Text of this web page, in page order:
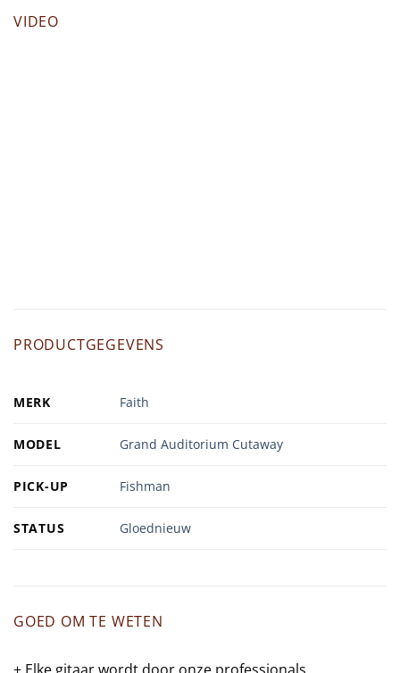
VIDEO
PRODUCTGEGEVENS
MERK Faith
MODEL Grand Auditorium Cutaway
PICK-UP Fishman
STATUS Gloednieuw
GOED OM TE WETEN